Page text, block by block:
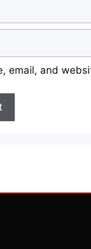
email, and